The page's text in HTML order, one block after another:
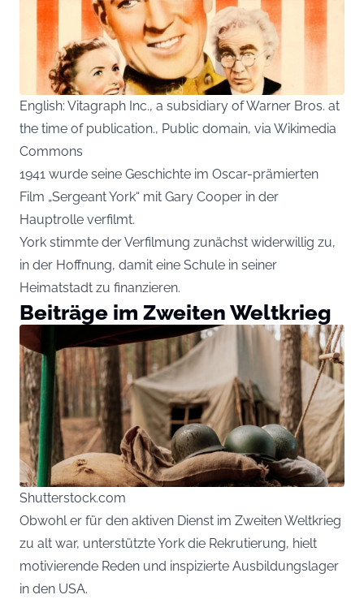
English: Vitagraph Inc., a subsidiary of Warner Bros. at
the time of publication., Public domain, via Wikimedia
Commons
1941 wurde seine Geschichte im Oscar-prämierten
Film „Sergeant York“ mit Gary Cooper in der
Hauptrolle verfilmt.
York stimmte der Verfilmung zunächst widerwillig zu,
in der Hoffnung, damit eine Schule in seiner
Heimatstadt zu finanzieren.
Beiträge im Zweiten Weltkrieg
Shutterstock.com
Obwohl er für den aktiven Dienst im Zweiten Weltkrieg
zu alt war, unterstützte York die Rekrutierung, hielt
motivierende Reden und inspizierte Ausbildungslager
in den USA.